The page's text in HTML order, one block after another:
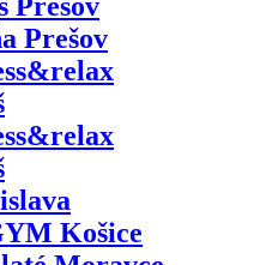
Prešov
Košice